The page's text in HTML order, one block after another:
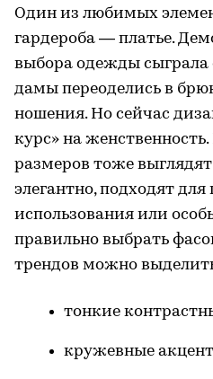
Один из любимых
гардероба — платье.
выбора одежды сыграла
дамы переоделись в
ношения. Но сейчас
курс» на
размеров тоже
элегантно, подходят для
использования или
правильно выбрать
трендов можно
тонкие
кружевные